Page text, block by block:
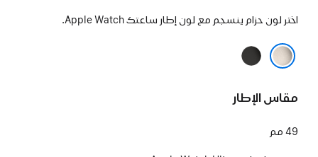
اختر لون حزام ينسجم مع لون إطار ساعتك Apple Watch.
أسود
مقاس الإطار
49 مم